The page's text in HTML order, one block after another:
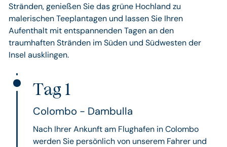
Stränden, genießen Sie das grüne Hochland zu
malerischen Teeplantagen und lassen Sie Ihren
Aufenthalt mit entspannenden Tagen an den
traumhaften Stränden im Süden und Südwesten der
Insel ausklingen.
Tag 1
Colombo - Dambulla
Nach Ihrer Ankunft am Flughafen in Colombo
werden Sie persönlich von unserem Fahrer und